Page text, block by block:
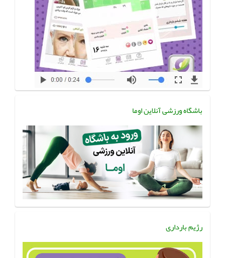
باشگاه ورزشی آنلاین اوما
رژیم بارداری